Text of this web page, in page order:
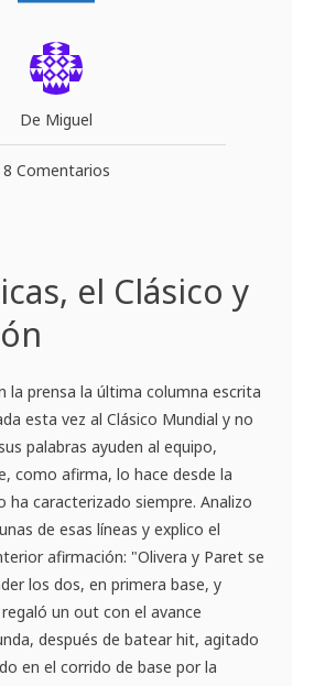
De Miguel
8 Comentarios
el Clásico y
la prensa la última columna escrita
esta vez al Clásico Mundial y no
palabras ayuden al equipo,
como afirma, lo hace desde la
ha caracterizado siempre. Analizo
de esas líneas y explico el
afirmación: "Olivera y Paret se
los dos, en primera base, y
un out con el avance
después de batear hit, agitado
en el corrido de base por la